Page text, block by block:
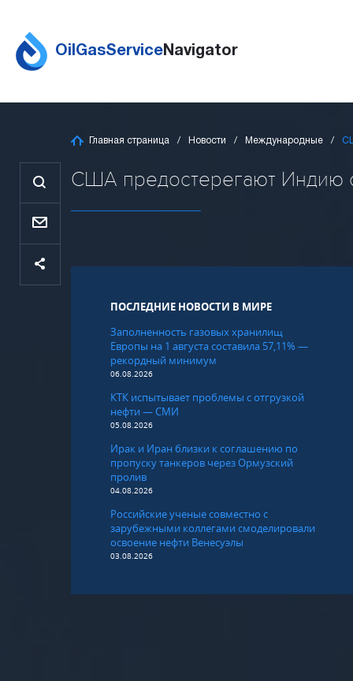
OilGasServiceNavigator
Главная страница Новости Международные
США предостерегают Индию
ПОСЛЕДНИЕ НОВОСТИ В МИРЕ
Заполненность газовых хранилищ
Европы на 1 августа составила 57,11% —
рекордный минимум
06.08.2026
КТК испытывает проблемы с отгрузкой
нефти — СМИ
05.08.2026
Ирак и Иран близки к соглашению по
пропуску танкеров через Ормузский
пролив
04.08.2026
Российские ученые совместно с
зарубежными коллегами смоделировали
освоение нефти Венесуэлы
03.08.2026